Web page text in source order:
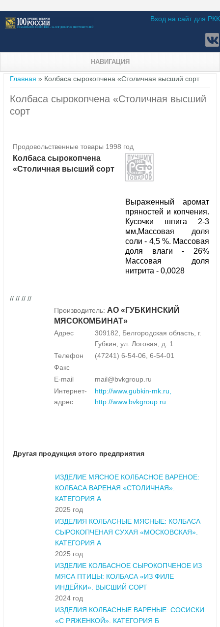
Вход на сайт для РКК
НАВИГАЦИЯ
Вы здесь
Главная » Колбаса сырокопчена «Столичная высший сорт
Колбаса сырокопчена «Столичная высший
сорт
Продовольственные товары 1998 год
Колбаса сырокопчена
«Столичная высший сорт
Выраженный аромат
пряностей и копчения.
Кусочки шпига 2-3
мм,Массовая доля
соли - 4,5 %. Массовая
доля влаги - 26%
Массовая доля
нитрита - 0,0028
// // // //
Производитель: АО «ГУБКИНСКИЙ
МЯСОКОМБИНАТ»
Адрес
309182, Белгородская область, г.
Губкин, ул. Логовая, д. 1
Телефон
(47241) 6-54-06, 6-54-01
Факс
E-mail
mail@bvkgroup.ru
Интернет-
адрес
http://www.gubkin-mk.ru,
http://www.bvkgroup.ru
Другая продукция этого предприятия
ИЗДЕЛИЕ МЯСНОЕ КОЛБАСНОЕ ВАРЕНОЕ:
КОЛБАСА ВАРЕНАЯ «СТОЛИЧНАЯ».
КАТЕГОРИЯ А
2025 год
ИЗДЕЛИЯ КОЛБАСНЫЕ МЯСНЫЕ: КОЛБАСА
СЫРОКОПЧЕНАЯ СУХАЯ «МОСКОВСКАЯ».
КАТЕГОРИЯ А
2025 год
ИЗДЕЛИЕ КОЛБАСНОЕ СЫРОКОПЧЕНОЕ ИЗ
МЯСА ПТИЦЫ: КОЛБАСА «ИЗ ФИЛЕ
ИНДЕЙКИ». ВЫСШИЙ СОРТ
2024 год
ИЗДЕЛИЯ КОЛБАСНЫЕ ВАРЕНЫЕ: СОСИСКИ
«С РЯЖЕНКОЙ». КАТЕГОРИЯ Б